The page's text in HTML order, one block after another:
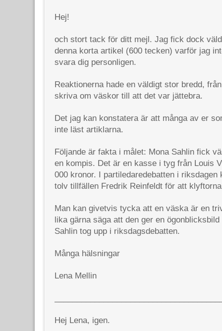
Hej!
och stort tack för ditt mejl. Jag fick dock
denna korta artikel (600 tecken) varför jag
svara dig personligen.
Reaktionerna hade en väldigt stor bredd,
skriva om väskor till att det var jättebra.
Det jag kan konstatera är att många av er
inte läst artiklarna.
Följande är fakta i målet: Mona Sahlin fick
en kompis. Det är en kasse i tyg från Louis
000 kronor. I partiledaredebatten i riksdagen
tolv tillfällen Fredrik Reinfeldt för att
Man kan givetvis tycka att en väska är en
lika gärna säga att den ger en
Sahlin tog upp i riksdagsdebatten.
Många hälsningar
Lena Mellin
Hej Lena, igen.